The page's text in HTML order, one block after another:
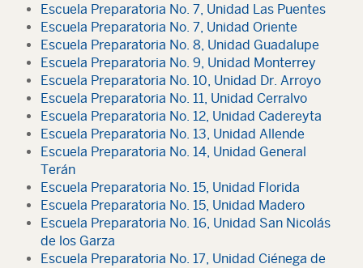
Escuela Preparatoria No. 7, Unidad Las Puentes
Escuela Preparatoria No. 7, Unidad Oriente
Escuela Preparatoria No. 8, Unidad Guadalupe
Escuela Preparatoria No. 9, Unidad Monterrey
Escuela Preparatoria No. 10, Unidad Dr. Arroyo
Escuela Preparatoria No. 11, Unidad Cerralvo
Escuela Preparatoria No. 12, Unidad Cadereyta
Escuela Preparatoria No. 13, Unidad Allende
Escuela Preparatoria No. 14, Unidad General
Terán
Escuela Preparatoria No. 15, Unidad Florida
Escuela Preparatoria No. 15, Unidad Madero
Escuela Preparatoria No. 16, Unidad San Nicolás
de los Garza
Escuela Preparatoria No. 17, Unidad Ciénega de